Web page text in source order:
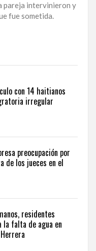
pareja intervinieron y
fue sometida.
con 14 haitianos
irregular
preocupación por
de los jueces en el
residentes
la falta de agua en